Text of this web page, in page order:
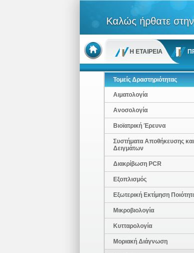
Καλώς ήρθατε
Η ΕΤΑΙΡΕΙΑ
Τομείς Δραστηριότητας
Αιματολογία
Ανοσολογία
Βιοϊατρική Έρευνα
Συστήματα Αποθήκευσης και
Δειγμάτων
Διακρίβωση PCR
Εξοπλισμός
Εξωτερική Εκτίμηση
Μικροβιολογία
Κυτταρολογία
Μοριακή Διάγνωση